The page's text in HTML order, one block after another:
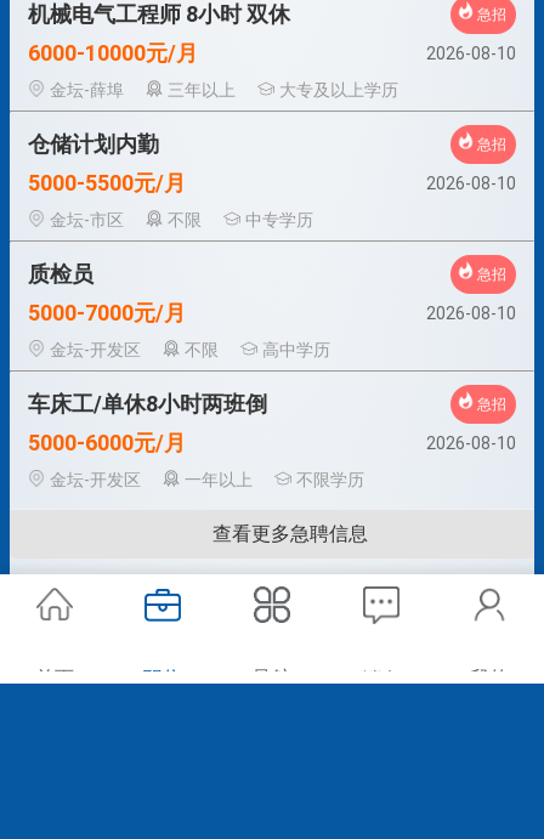
机械电气工程师 8小时 双休 急招
6000-10000元/月
2026-08-10
金坛-薛埠
三年以上 大专及以上学历
仓储计划内勤 急招
5000-5500元/月
2026-08-10
金坛-市区
不限 中专学历
质检员 急招
5000-7000元/月
2026-08-10
金坛-开发区
不限 高中学历
车床工/单休8小时两班倒 急招
5000-6000元/月
2026-08-10
金坛-开发区
一年以上 不限学历
查看更多急聘信息
首页 职位 导航 消息 我的